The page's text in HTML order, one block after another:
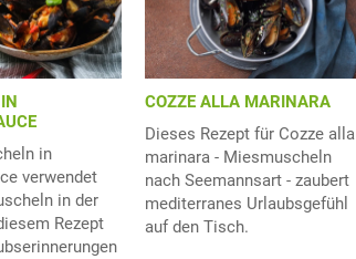
in
verwendet
in der
Rezept
COZZE ALLA MARINARA
Dieses Rezept für Cozze alla
marinara - Miesmuscheln
nach Seemannsart - zaubert
mediterranes Urlaubsgefühl
auf den Tisch.